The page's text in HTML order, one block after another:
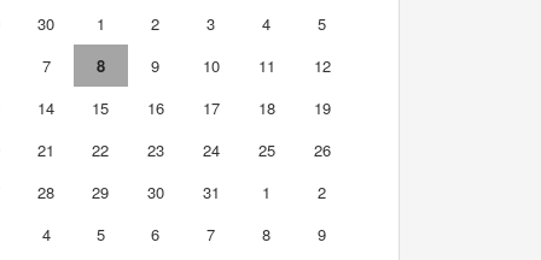
30 1 2 3 4
5
7 8 9 10 11
12
14 15 16 17 18
19
21 22 23 24 25
26
28 29 30 31 1
2
4 5 6 7 8 9